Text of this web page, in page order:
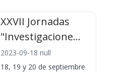
XXVII Jornadas
"Investigacione...
2023-09-18 null
18, 19 y 20 de septiembre